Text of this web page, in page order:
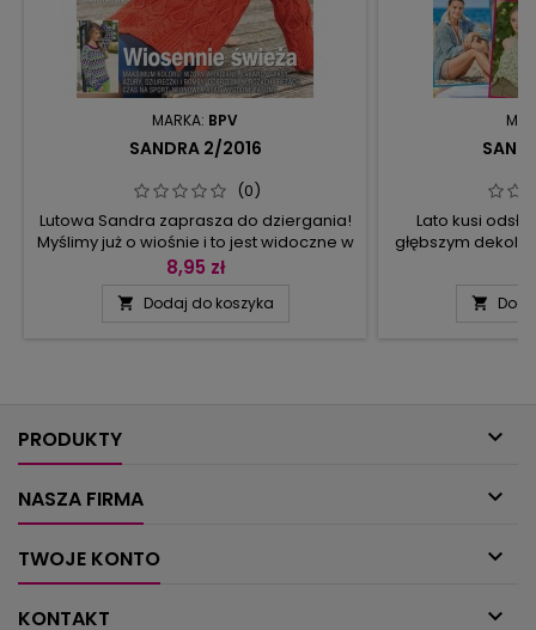
MARKA: BPV
SANDRA 2/2016
(0)
Lutowa Sandra zaprasza do dziergania!
Myślimy już o wiośnie i to jest widoczne w
żywej kolorystyce zamieszczonych
wielu odsłonach: top i poncho, kardigan i
8,95 zł
 Dodaj do koszyka
Lato kusi
głębszym
Sandry. Daj

PRODUKTY 
NASZA FIRMA 
TWOJE KONTO 
KONTAKT 